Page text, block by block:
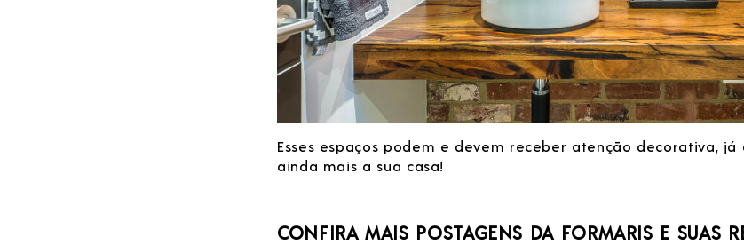
Esses espaços podem e devem receber atenção decorativa,
ainda mais a sua casa!
CONFIRA MAIS POSTAGENS DA FORMARIS E SUAS